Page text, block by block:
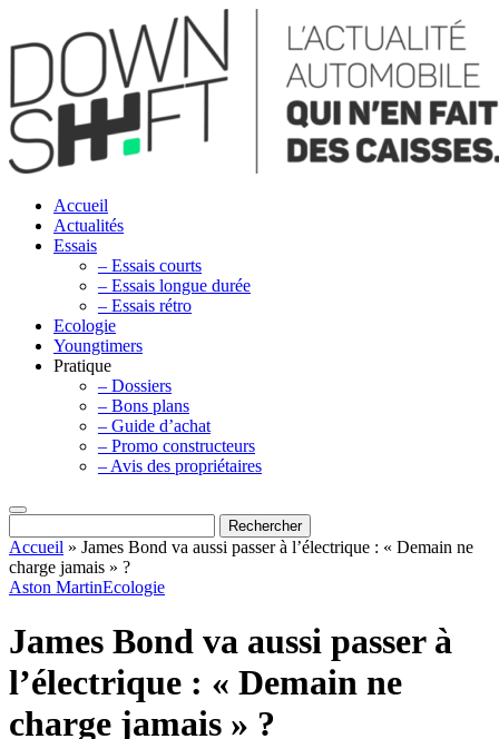
Accueil
Actualités
Essais
– Essais courts
– Essais longue durée
– Essais rétro
Ecologie
Youngtimers
Pratique
– Dossiers
– Bons plans
– Guide d’achat
– Promo constructeurs
– Avis des propriétaires
Accueil » James Bond va aussi passer à l’électrique : « Demain ne
charge jamais » ?
Aston MartinEcologie
James Bond va aussi passer à
l’électrique : « Demain ne
charge jamais » ?